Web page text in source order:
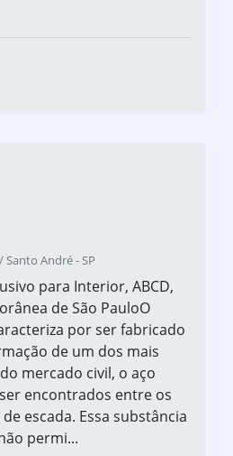
André - SP
para Interior, ABCD,
de São PauloO
por ser fabricado
de um dos mais
mercado civil, o aço
encontrados entre os
escada. Essa substância
permi...